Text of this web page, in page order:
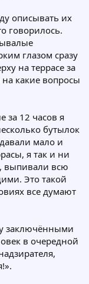
описывать их
говорилось.
глазом сразу
на террасе за
какие вопросы
за 12 часов я
бутылок
мало и
я так и ни
выпивали всю
Это такой
все думают
заключёнными
в очередной